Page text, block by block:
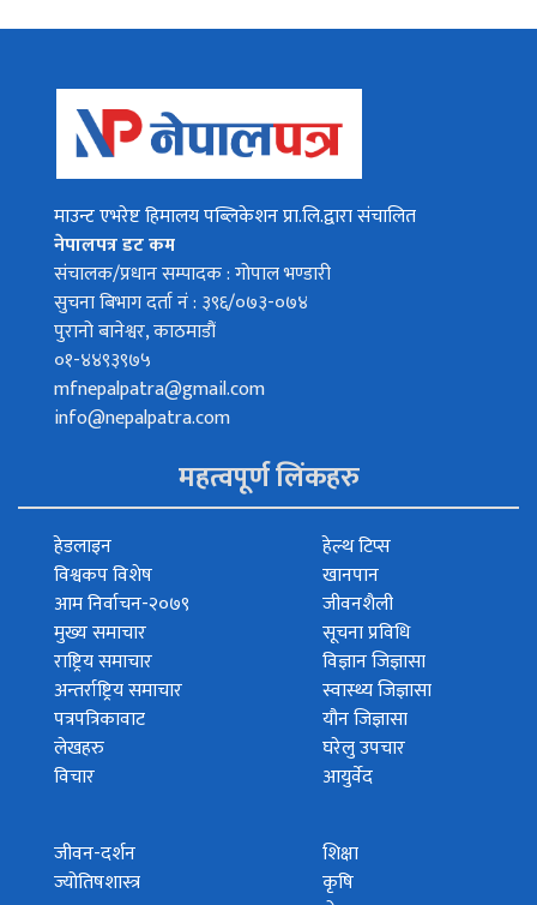
माउन्ट एभरेष्ट हिमालय पब्लिकेशन प्रा.लि.द्वारा संचालित
नेपालपत्र डट कम
संचालक/प्रधान सम्पादक : गोपाल भण्डारी
सुचना बिभाग दर्ता नं : ३९६/०७३-०७४
पुरानो बानेश्वर, काठमाडौं
०१-४४९३९७५
mfnepalpatra@gmail.com
info@nepalpatra.com
महत्वपूर्ण लिंकहरु
हेडलाइन
विश्वकप विशेष
आम निर्वाचन-२०७९
मुख्य समाचार
राष्ट्रिय समाचार
अन्तर्राष्ट्रिय समाचार
पत्रपत्रिकावाट
लेखहरु
विचार
हेल्थ टिप्स
खानपान
जीवनशैली
सूचना प्रविधि
विज्ञान जिज्ञासा
स्वास्थ्य जिज्ञासा
यौन जिज्ञासा
घरेलु उपचार
आयुर्वेद
जीवन-दर्शन
ज्योतिषशास्त्र
शिक्षा
कृषि